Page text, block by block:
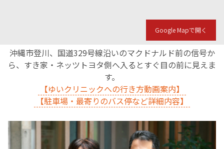
Google Mapで開く
沖縄市登川、国道329号線沿いのマクドナルド前の信号か
ら、すき家・ネッツトヨタ側へ入るとすぐ目の前に見えま
す。
【ゆいクリニックへの行き方動画案内】
【駐車場・最寄りのバス停など詳細内容】